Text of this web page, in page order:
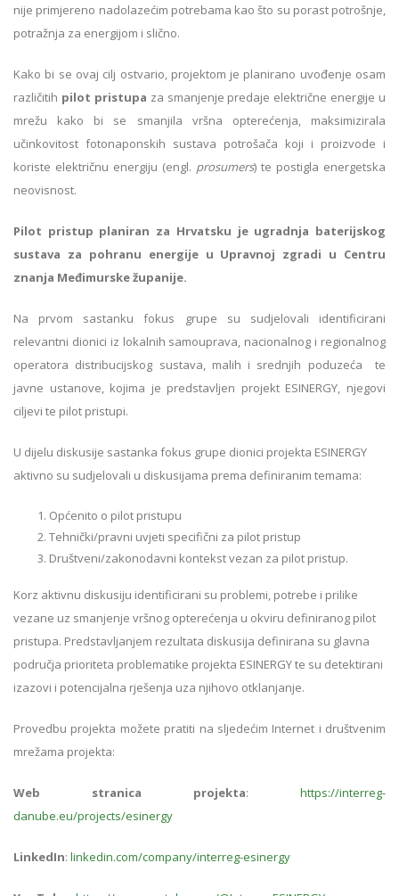
nije primjereno nadolazećim potrebama kao što su porast potrošnje,
potražnja za energijom i slično.
Kako bi se ovaj cilj ostvario, projektom je planirano uvođenje osam
različitih pilot pristupa za smanjenje predaje električne energije u
mrežu kako bi se smanjila vršna opterećenja, maksimizirala
učinkovitost fotonaponskih sustava potrošača koji i proizvode i
koriste električnu energiju (engl. prosumers) te postigla energetska
neovisnost.
Pilot pristup planiran za Hrvatsku je ugradnja baterijskog
sustava za pohranu energije u Upravnoj zgradi u Centru
znanja Međimurske županije.
Na prvom sastanku fokus grupe su sudjelovali identificirani
relevantni dionici iz lokalnih samouprava, nacionalnog i regionalnog
operatora distribucijskog sustava, malih i srednjih poduzeća te
javne ustanove, kojima je predstavljen projekt ESINERGY, njegovi
ciljevi te pilot pristupi.
U dijelu diskusije sastanka fokus grupe dionici projekta ESINERGY
aktivno su sudjelovali u diskusijama prema definiranim temama:
Općenito o pilot pristupu
Tehnički/pravni uvjeti specifični za pilot pristup
Društveni/zakonodavni kontekst vezan za pilot pristup.
Korz aktivnu diskusiju identificirani su problemi, potrebe i prilike
vezane uz smanjenje vršnog opterećenja u okviru definiranog pilot
pristupa. Predstavljanjem rezultata diskusija definirana su glavna
područja prioriteta problematike projekta ESINERGY te su detektirani
izazovi i potencijalna rješenja uza njihovo otklanjanje.
Provedbu projekta možete pratiti na sljedećim Internet i društvenim
mrežama projekta:
Web stranica projekta: https://interreg-
danube.eu/projects/esinergy
LinkedIn: linkedin.com/company/interreg-esinergy